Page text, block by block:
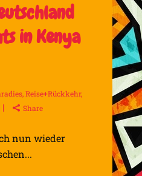
in Kenya
,Reise+Rückkehr,
Share
nun wieder